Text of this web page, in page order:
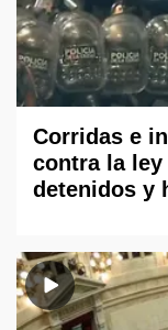
Corridas e
contra la
detenidos y